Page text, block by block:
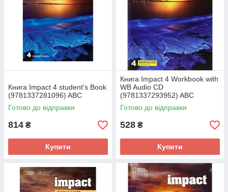
Книга Impact 4 student's Book
(9781337281096) ABC
Готово до відправки
814 ₴
Купити
Книга Impact 4 Workbook with
WB Audio CD
(9781337293952) ABC
Готово до відправки
528 ₴
Купити